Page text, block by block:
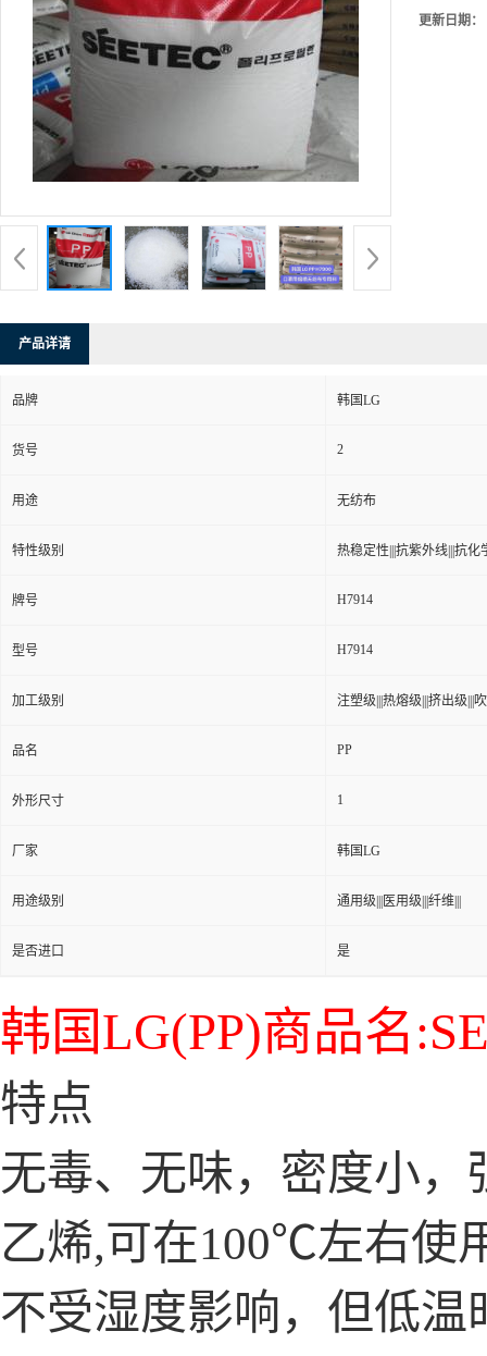
更新日期：
产品详请
品牌 韩国LG
货号 2
用途 无纺布
特性级别 热稳定性|||抗紫外线|||抗化
牌号 H7914
型号 H7914
加工级别 注塑级|||热熔级|||挤出级|||
品名 PP
外形尺寸 1
厂家 韩国LG
用途级别 通用级|||医用级|||纤维|||
是否进口 是
韩国LG(PP)商品名
特点
无毒、无味，密度小
乙烯,可在100℃左右使
不受湿度影响，但低